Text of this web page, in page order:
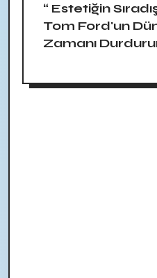
“ Estetiğin
Tom Ford'un
Zamanı